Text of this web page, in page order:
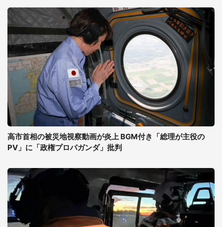
高市首相の被災地視察動画が炎上 BGM付き「総理が主役の
PV」に「政権プロパガンダ」批判